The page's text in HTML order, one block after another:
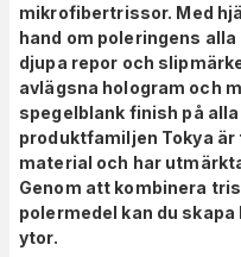
mikrofibertrissor. Med
hand om poleringens
djupa repor och
avlägsna hologram och
spegelblank finish på
produktfamiljen Tokya
material och har
Genom att kombinera
polermedel kan du
ytor.